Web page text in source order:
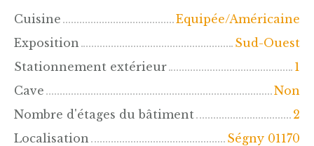
Cuisine
Equipée/Américaine
Exposition
Sud-Ouest
Stationnement extérieur
1
Cave
Non
Nombre d'étages du bâtiment
2
Localisation
Ségny 01170